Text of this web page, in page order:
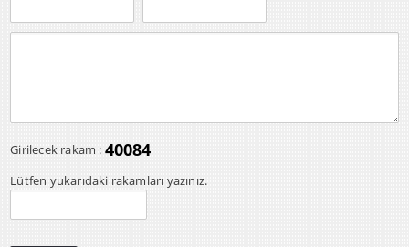
Girilecek rakam : 40084
Lütfen yukarıdaki rakamları yazınız.